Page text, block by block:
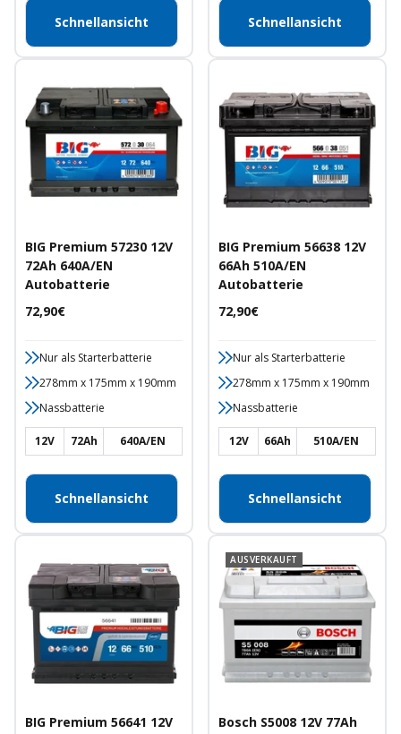
Schnellansicht Schnellansicht
BIG Premium 57230 12V
72Ah 640A/EN
Autobatterie
Angebotspreis
72,90€
Nur als Starterbatterie
278mm x 175mm x 190mm
Nassbatterie
12V 72Ah 640A/EN
Schnellansicht
BIG Premium 56638 12V
66Ah 510A/EN
Autobatterie
Angebotspreis
72,90€
Nur als Starterbatterie
278mm x 175mm x 190mm
Nassbatterie
12V 66Ah 510A/EN
Schnellansicht
BIG Premium 56641 12V
AUSVERKAUFT
Bosch S5008 12V 77Ah